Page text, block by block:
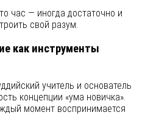
час — иногда достаточно и
свой разум.
как инструменты
учитель и основатель
концепции «ума новичка».
момент воспринимается